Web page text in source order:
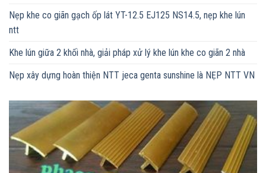
Nẹp khe co giãn gạch ốp lát YT-12.5 EJ125 NS14.5, nẹp khe lún
ntt
Khe lún giữa 2 khối nhà, giải pháp xử lý khe lún khe co giãn 2 nhà
Nẹp xây dựng hoàn thiện NTT jeca genta sunshine là NẸP NTT VN